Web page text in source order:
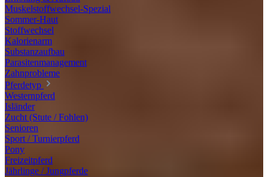
Muskelstoffwechsel-Spezial
Sommer-Haut
Stoffwechsel
Kalorienarm
Substanzaufbau
Parasitenmanagement
Zahnprobleme
Pferdetyp
Westernpferd
Isländer
Zucht (Stute / Fohlen)
Senioren
Sport / Turnierpferd
Pony
Freizeitpferd
Jährlinge / Jungpferde